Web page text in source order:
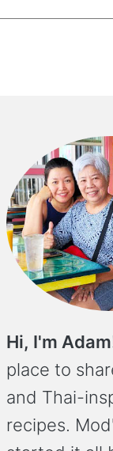
Hi, I'm
place to
and Thai-
recipes.